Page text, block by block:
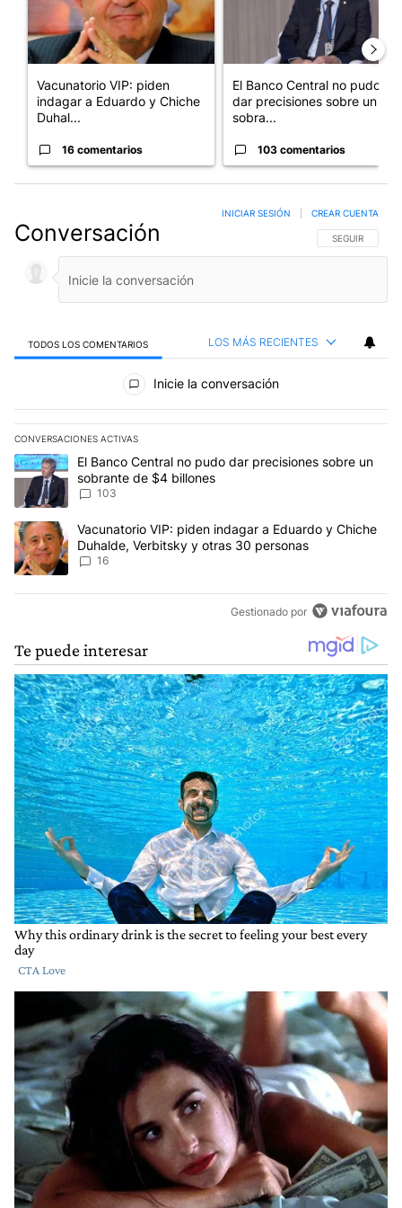
Vacunatorio VIP: piden
indagar a Eduardo y Chiche
Duhal...
16 comentarios
El Banco Central no pudo
dar precisiones sobre un
sobra...
103 comentarios
Conversación SIGA ESTA
SEGUIR
INICIAR SESIÓN CREAR CUENTA
TODOS LOS COMENTARIOS LOS MÁS RECIENTES
Todos los comentarios
Inicie la conversación
CONVERSACIONES ACTIVAS
Este listado muestra los artículos con más comentarios en los
Un artículo de tendencia con el título "El Banco Central no pudo
El Banco Central no pudo dar precisiones sobre un
sobrante de $4 billones
103
Un artículo de tendencia con el título "Vacunatorio VIP: piden
Vacunatorio VIP: piden indagar a Eduardo y Chiche
Duhalde, Verbitsky y otras 30 personas
16
Gestionado por